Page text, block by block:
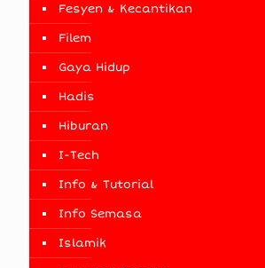
Fesyen & Kecantikan
Filem
Gaya Hidup
Hadis
Hiburan
I-Tech
Info & Tutorial
Info Semasa
Islamik